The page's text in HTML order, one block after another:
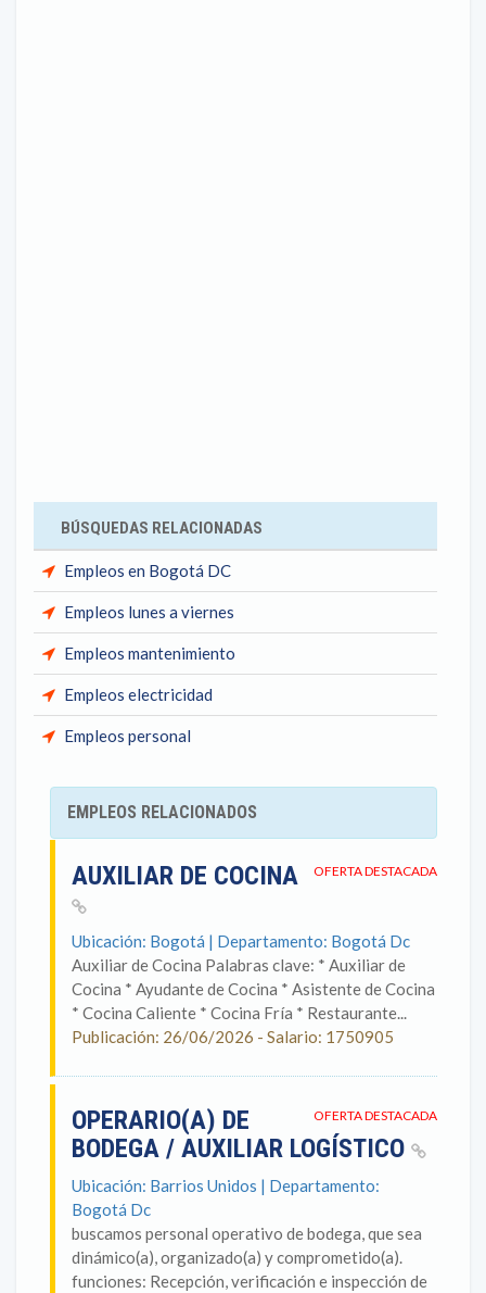
BÚSQUEDAS RELACIONADAS
Empleos en Bogotá DC
Empleos lunes a viernes
Empleos mantenimiento
Empleos electricidad
Empleos personal
EMPLEOS RELACIONADOS
OFERTA DESTACADA
AUXILIAR DE COCINA
Ubicación: Bogotá | Departamento: Bogotá Dc
Auxiliar de Cocina Palabras clave: * Auxiliar de
Cocina * Ayudante de Cocina * Asistente de Cocina
* Cocina Caliente * Cocina Fría * Restaurante...
Publicación: 26/06/2026 - Salario: 1750905
OFERTA DESTACADA
OPERARIO(A) DE
BODEGA / AUXILIAR LOGÍSTICO
Ubicación: Barrios Unidos | Departamento:
Bogotá Dc
buscamos personal operativo de bodega, que sea
dinámico(a), organizado(a) y comprometido(a).
funciones: Recepción, verificación e inspección de